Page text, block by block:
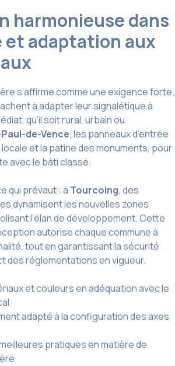
harmonieuse dans
et adaptation aux
s’affirme comme une exigence forte.
à adapter leur signalétique à
qu’il soit rural, urbain ou
de-Vence, les panneaux d’entrée
et la patine des monuments, pour
avec le bâti classé.
qui prévaut : à Tourcoing, des
dynamisent les nouvelles zones
l’élan de développement. Cette
autorise chaque commune à
tout en garantissant la sécurité
des réglementations en vigueur.
et couleurs en adéquation avec le
adapté à la configuration des axes
pratiques en matière de